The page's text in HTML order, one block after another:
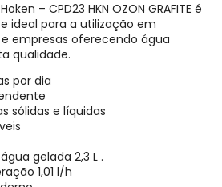
– CPD23 HKN OZON GRAFITE é
ideal para a utilização em
empresas oferecendo água
qualidade.
por dia
sólidas e líquidas
gelada 2,3 L .
1,01 l/h